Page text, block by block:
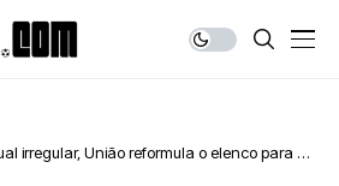
irregular, União reformula o elenco para a